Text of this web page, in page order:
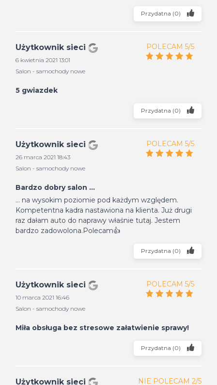
Przydatna (0)
Użytkownik sieci
6 kwietnia 2021 13:01
Salon - samochody nowe
POLECAM 5/5
5 gwiazdek
Przydatna (0)
Użytkownik sieci
26 marca 2021 18:43
Salon - samochody nowe
POLECAM 5/5
Bardzo dobry salon ...
... na wysokim poziomie pod każdym względem.
Kompetentna kadra nastawiona na klienta. Już drugi
raz dałam auto do naprawy właśnie tutaj. Jestem
bardzo zadowolona.Polecam👍
Przydatna (0)
Użytkownik sieci
10 marca 2021 16:46
Salon - samochody nowe
POLECAM 5/5
Miła obsługa bez stresowe załatwienie sprawy!
Przydatna (0)
Użytkownik sieci NIE POLECAM 2/5